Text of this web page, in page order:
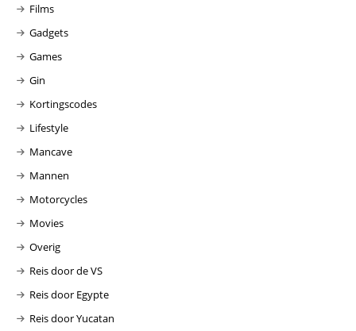
Films
Gadgets
Games
Gin
Kortingscodes
Lifestyle
Mancave
Mannen
Motorcycles
Movies
Overig
Reis door de VS
Reis door Egypte
Reis door Yucatan